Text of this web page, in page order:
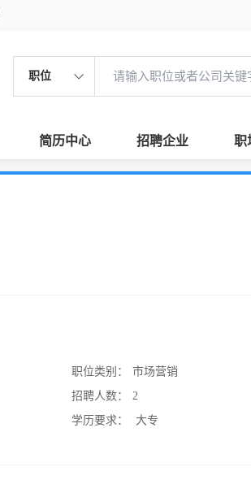
职位
简历中心 招聘企业 职
职位类别：
市场营销
招聘人数：
2
学历要求：
大专